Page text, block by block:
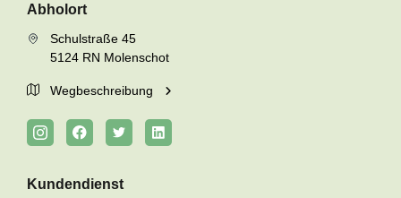
Abholort
Schulstraße 45
5124 RN Molenschot
Wegbeschreibung
Kundendienst